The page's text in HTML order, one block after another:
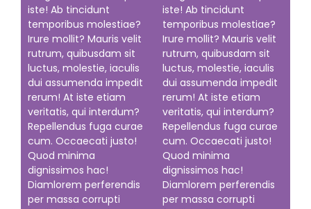
iste! Ab tincidunt
temporibus molestiae?
Irure mollit? Mauris velit
rutrum, quibusdam sit
luctus, molestie, iaculis
dui assumenda impedit
rerum! At iste etiam
veritatis, qui interdum?
Repellendus fuga curae
cum. Occaecati justo!
Quod minima
dignissimos hac!
Diamlorem perferendis
per massa corrupti
iste! Ab tincidunt
temporibus molestiae?
Irure mollit? Mauris velit
rutrum, quibusdam sit
luctus, molestie, iaculis
dui assumenda impedit
rerum! At iste etiam
veritatis, qui interdum?
Repellendus fuga curae
cum. Occaecati justo!
Quod minima
dignissimos hac!
Diamlorem perferendis
per massa corrupti